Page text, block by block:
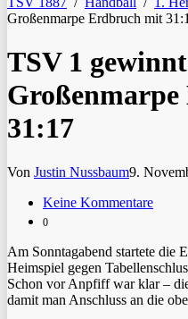
Großenmarpe Erdbruch mit
TSV 1
31:17
Von Justin Nussbaum9.
Keine Kommentare
0
Am Sonntagabend startete die
Heimspiel gegen
Schon vor Anpfiff war klar –
damit man Anschluss an die